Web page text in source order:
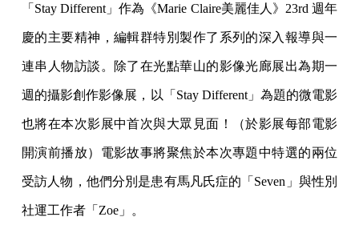
「Stay Different」作為《Marie Claire美麗佳人》23rd 週年
慶的主要精神，編輯群特別製作了系列的深入報導與一
連串人物訪談。除了在光點華山的影像光廊展出為期一
週的攝影創作影像展，以「Stay Different」為題的微電影
也將在本次影展中首次與大眾見面！（於影展每部電影
開演前播放）電影故事將聚焦於本次專題中特選的兩位
受訪人物，他們分別是患有馬凡氏症的「Seven」與性別
社運工作者「Zoe」。